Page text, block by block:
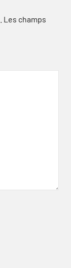
Les champs